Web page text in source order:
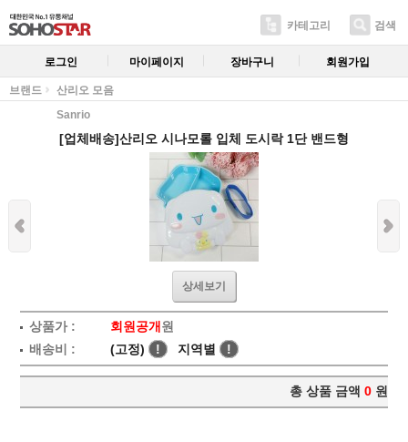
카테고리 검색
로그인 마이페이지 장바구니 회원가입
브랜드
산리오 모음
Sanrio
[업체배송]산리오 시나모롤 입체 도시락 1단 밴드형
상세보기
상품가 : 회원공개 원
배송비 :
(고정) ! 지역별 !
총 상품 금액 0 원